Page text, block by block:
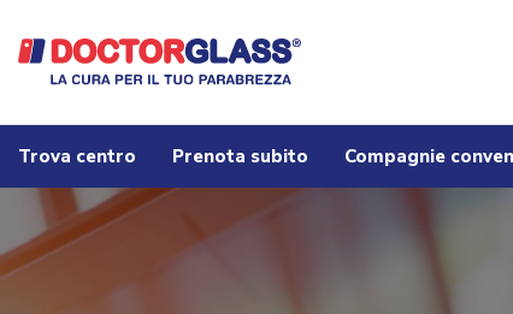
Trova centro Prenota subito Compagnie